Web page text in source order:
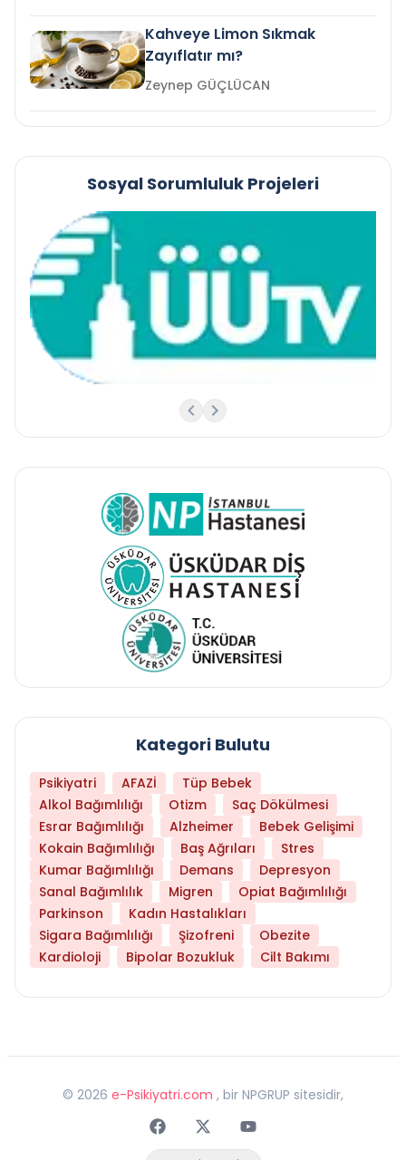
Kahveye Limon Sıkmak
Zayıflatır mı?
Zeynep GÜÇLÜCAN
Sosyal Sorumluluk Projeleri
Kategori Bulutu
Psikiyatri AFAZİ
Tüp Bebek
Alkol Bağımlılığı
Otizm
Saç Dökülmesi
Esrar Bağımlılığı
Alzheimer
Bebek Gelişimi
Kokain Bağımlılığı
Baş Ağrıları
Stres
Kumar Bağımlılığı
Demans
Depresyon
Sanal Bağımlılık
Migren
Opiat Bağımlılığı
Parkinson
Kadın Hastalıkları
Sigara Bağımlılığı
Şizofreni
Obezite
Kardioloji
Bipolar Bozukluk Cilt Bakımı
© 2026 e-Psikiyatri.com , bir NPGRUP sitesidir,
FaceebokTwitterYoutube